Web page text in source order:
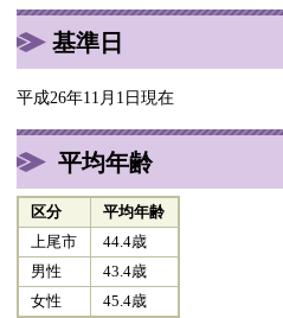
基準日
平成26年11月1日現在
平均年齢
区分
平均年齢
上尾市
44.4歳
男性
43.4歳
女性
45.4歳